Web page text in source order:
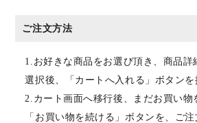
ご注文方法
1.お好きな商品をお選び頂き、商品詳
選択後、「カートへ入れる」ボタンを
2.カート画面へ移行後、まだお買い物
「お買い物を続ける」ボタンを、ご